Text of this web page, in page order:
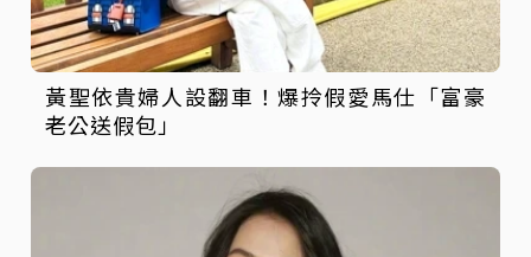
黃聖依貴婦人設翻車！爆拎假愛馬仕「富豪
老公送假包」